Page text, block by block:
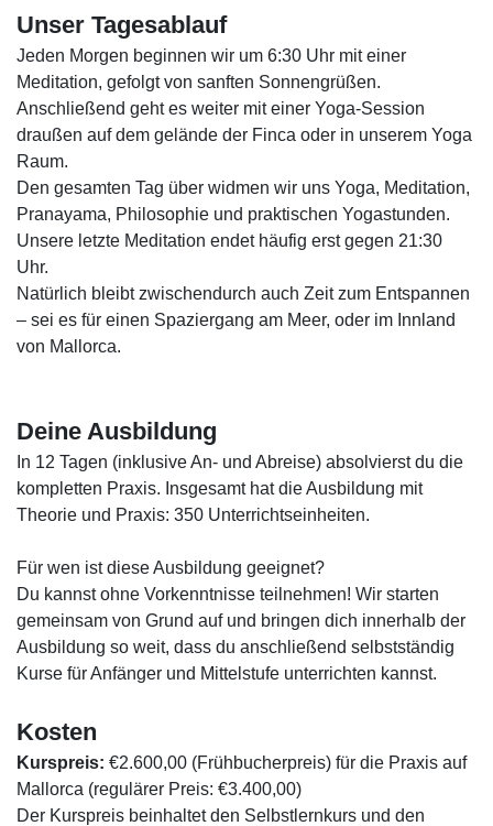
Unser Tagesablauf
Jeden Morgen beginnen wir um 6:30 Uhr mit einer
Meditation, gefolgt von sanften Sonnengrüßen.
Anschließend geht es weiter mit einer Yoga-Session
draußen auf dem gelände der Finca oder in unserem Yoga
Raum.
Den gesamten Tag über widmen wir uns Yoga, Meditation,
Pranayama, Philosophie und praktischen Yogastunden.
Unsere letzte Meditation endet häufig erst gegen 21:30
Uhr.
Natürlich bleibt zwischendurch auch Zeit zum Entspannen
– sei es für einen Spaziergang am Meer, oder im Innland
von Mallorca.
Deine Ausbildung
In 12 Tagen (inklusive An- und Abreise) absolvierst du die
kompletten Praxis. Insgesamt hat die Ausbildung mit
Theorie und Praxis: 350 Unterrichtseinheiten.
Für wen ist diese Ausbildung geeignet?
Du kannst ohne Vorkenntnisse teilnehmen! Wir starten
gemeinsam von Grund auf und bringen dich innerhalb der
Ausbildung so weit, dass du anschließend selbstständig
Kurse für Anfänger und Mittelstufe unterrichten kannst.
Kosten
Kurspreis: €2.600,00 (Frühbucherpreis) für die Praxis auf
Mallorca (regulärer Preis: €3.400,00)
Der Kurspreis beinhaltet den Selbstlernkurs und den